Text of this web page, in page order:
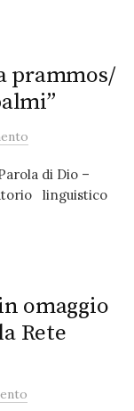
prammos/
di Dio –
linguistico
omaggio
Rete